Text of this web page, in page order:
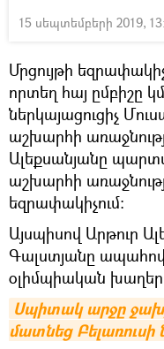
15 սեպտեմբերի 2019,
Մրցույթի
որտեղ հայ ըմբիշը
ներկայացուցիչ
աշխարհի
Ալեքսանյանը
աշխարհի
եզրափակիչում:
Այսպիսով Արթուր
Գալստյանը
օլիմպիական
Սպիտակ արջը
մատնեց Բելառուսի